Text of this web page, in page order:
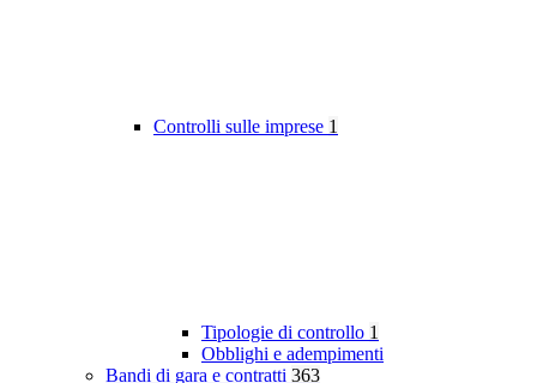
Controlli sulle imprese 1
Tipologie di controllo 1
Obblighi e adempimenti
Bandi di gara e contratti 363